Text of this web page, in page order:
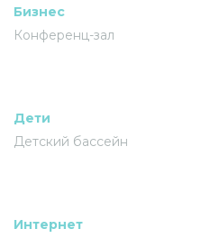
Бизнес
Конференц-зал
Дети
Детский бассейн
Интернет